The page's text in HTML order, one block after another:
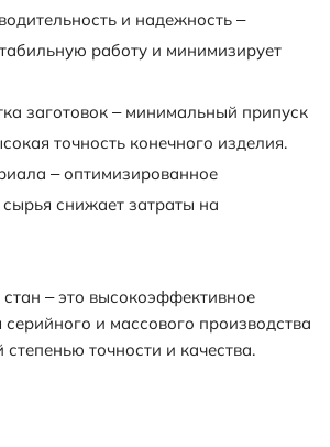
и надежность –
работу и минимизирует
заготовок – минимальный припуск
точность конечного изделия.
– оптимизированное
снижает затраты на
– это высокоэффективное
и массового производства
точности и качества.